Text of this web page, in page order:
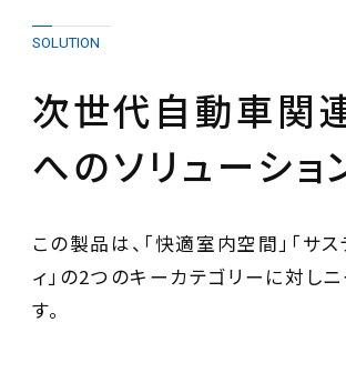
SOLUTION
次世代自動車関
へのソリューショ
この製品は、「快適室内空間」「サ
ィ」の2つのキーカテゴリーに対し
す。